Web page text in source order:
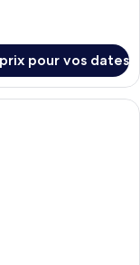
pour vos dates
équipée d’un four